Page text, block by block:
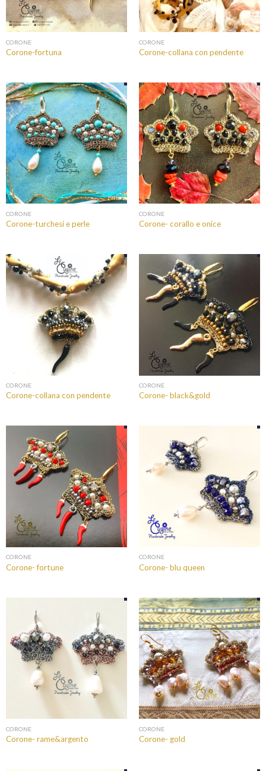
CORONE
Corone-fortuna
CORONE
Corone-collana con pendente
CORONE
Corone-turchesi e perle
CORONE
Corone- corallo e onice
CORONE
Corone-collana con pendente
CORONE
Corone- black&gold
CORONE
Corone- fortune
CORONE
Corone- blu queen
CORONE
Corone- rame&argento
CORONE
Corone- gold